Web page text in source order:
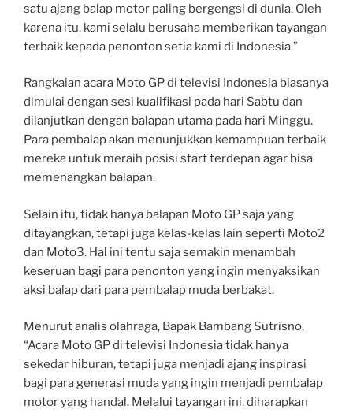
satu ajang balap motor paling bergengsi di dunia. Oleh
karena itu, kami selalu berusaha memberikan tayangan
terbaik kepada penonton setia kami di Indonesia.”
Rangkaian acara Moto GP di televisi Indonesia biasanya
dimulai dengan sesi kualifikasi pada hari Sabtu dan
dilanjutkan dengan balapan utama pada hari Minggu.
Para pembalap akan menunjukkan kemampuan terbaik
mereka untuk meraih posisi start terdepan agar bisa
memenangkan balapan.
Selain itu, tidak hanya balapan Moto GP saja yang
ditayangkan, tetapi juga kelas-kelas lain seperti Moto2
dan Moto3. Hal ini tentu saja semakin menambah
keseruan bagi para penonton yang ingin menyaksikan
aksi balap dari para pembalap muda berbakat.
Menurut analis olahraga, Bapak Bambang Sutrisno,
“Acara Moto GP di televisi Indonesia tidak hanya
sekedar hiburan, tetapi juga menjadi ajang inspirasi
bagi para generasi muda yang ingin menjadi pembalap
motor yang handal. Melalui tayangan ini, diharapkan